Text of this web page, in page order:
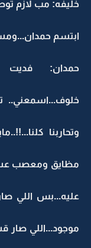
خليفه: مب لازم
ابتسم
حمدان: فديت
خلوف...اسمعني..
وتحاربنا
مظايق ومعصب عسب
عليه...بس اللي
موجود...اللي صار